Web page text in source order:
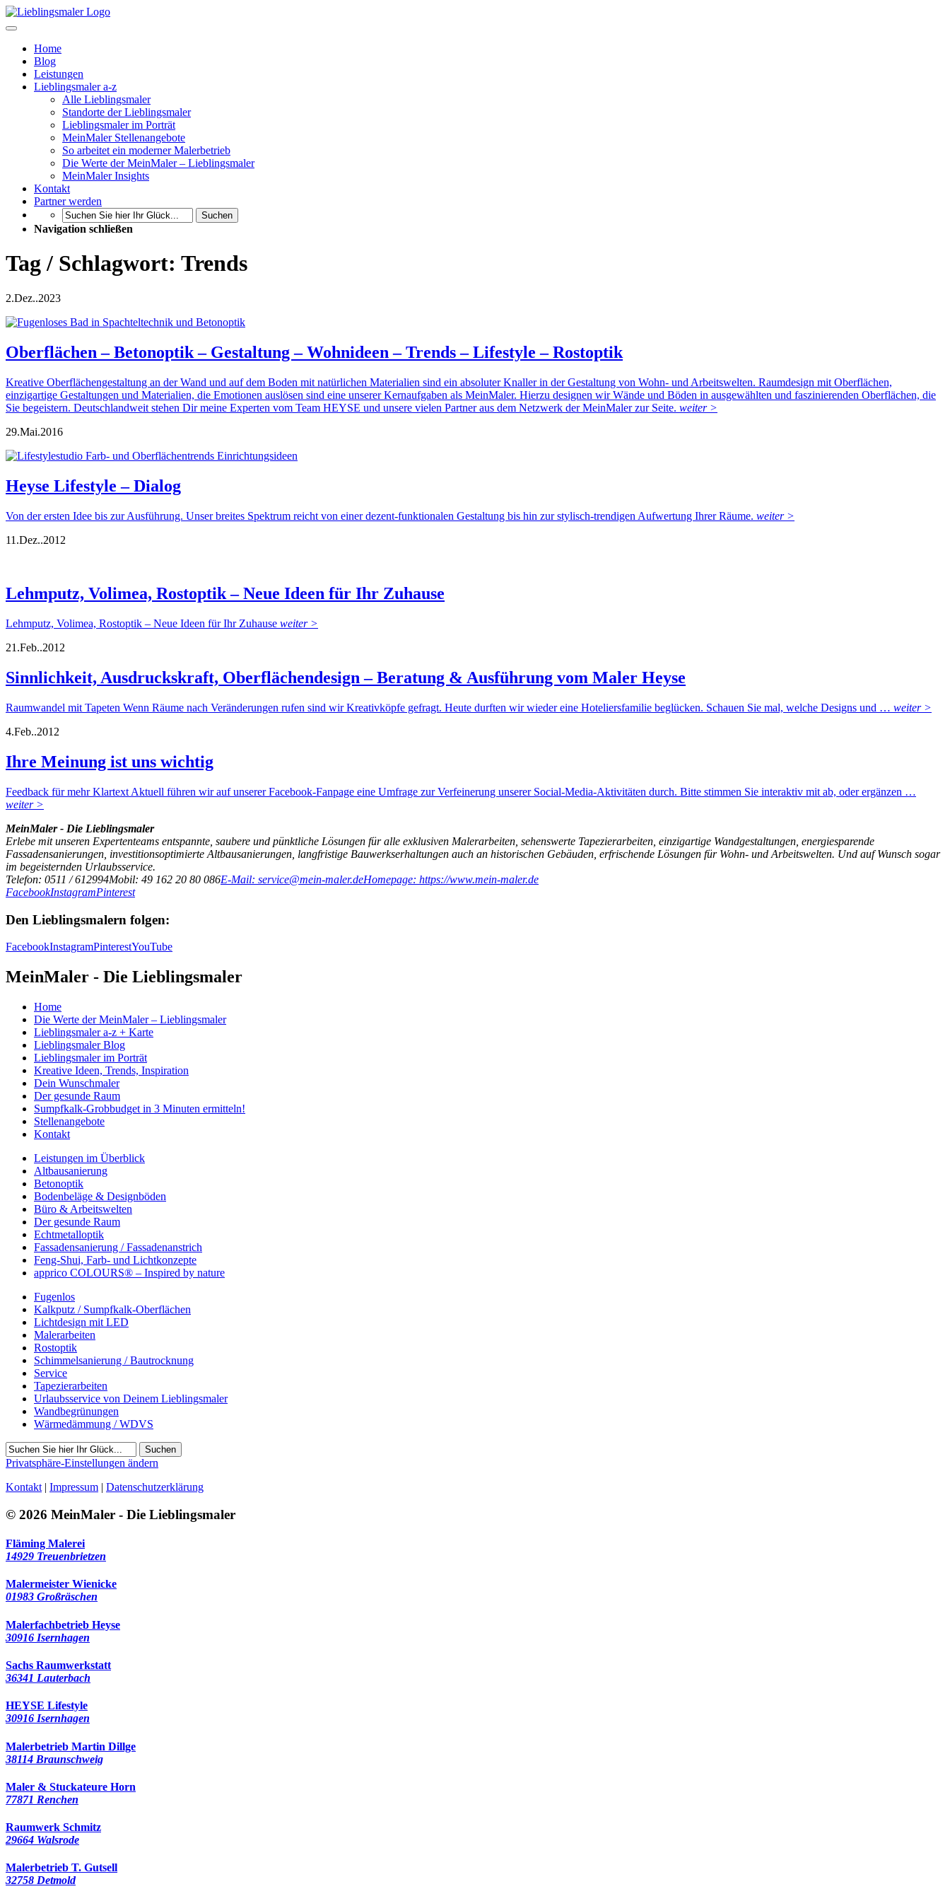
Home
Blog
Leistungen
Lieblingsmaler a-z
Alle Lieblingsmaler
Standorte der Lieblingsmaler
Lieblingsmaler im Porträt
MeinMaler Stellenangebote
So arbeitet ein moderner Malerbetrieb
Die Werte der MeinMaler – Lieblingsmaler
MeinMaler Insights
Kontakt
Partner werden
Suchen
Navigation schließen
Tag / Schlagwort: Trends
2.Dez..2023
Oberflächen – Betonoptik – Gestaltung – Wohnideen – Trends – Lifestyle – Rostoptik
Kreative Oberflächengestaltung an der Wand und auf dem Boden mit natürlichen Materialien sind ein absoluter Knaller in der Gestaltung von Wohn- und Arbeitswelten. Raumdesign mit Oberflächen,
einzigartige Gestaltungen und Materialien, die Emotionen auslösen sind eine unserer Kernaufgaben als MeinMaler. Hierzu designen wir Wände und Böden in ausgewählten und faszinierenden Oberflächen, die
Sie begeistern. Deutschlandweit stehen Dir meine Experten vom Team HEYSE und unsere vielen Partner aus dem Netzwerk der MeinMaler zur Seite. weiter >
29.Mai.2016
Heyse Lifestyle – Dialog
Von der ersten Idee bis zur Ausführung. Unser breites Spektrum reicht von einer dezent-funktionalen Gestaltung bis hin zur stylisch-trendigen Aufwertung Ihrer Räume. weiter >
11.Dez..2012
Lehmputz, Volimea, Rostoptik – Neue Ideen für Ihr Zuhause
Lehmputz, Volimea, Rostoptik – Neue Ideen für Ihr Zuhause weiter >
21.Feb..2012
Sinnlichkeit, Ausdruckskraft, Oberflächendesign – Beratung & Ausführung vom Maler Heyse
Raumwandel mit Tapeten Wenn Räume nach Veränderungen rufen sind wir Kreativköpfe gefragt. Heute durften wir wieder eine Hoteliersfamilie beglücken. Schauen Sie mal, welche Designs und … weiter >
4.Feb..2012
Ihre Meinung ist uns wichtig
Feedback für mehr Klartext Aktuell führen wir auf unserer Facebook-Fanpage eine Umfrage zur Verfeinerung unserer Social-Media-Aktivitäten durch. Bitte stimmen Sie interaktiv mit ab, oder ergänzen …
weiter >
MeinMaler - Die Lieblingsmaler
Erlebe mit unseren Expertenteams entspannte, saubere und pünktliche Lösungen für alle exklusiven Malerarbeiten, sehenswerte Tapezierarbeiten, einzigartige Wandgestaltungen, energiesparende
Fassadensanierungen, investitionsoptimierte Altbausanierungen, langfristige Bauwerkserhaltungen auch an historischen Gebäuden, erfrischende Lösungen für Wohn- und Arbeitswelten. Und auf Wunsch sogar
im begeisternden Urlaubsservice.
Telefon: 0511 / 612994Mobil: 49 162 20 80 086E-Mail: service@mein-maler.deHomepage: https://www.mein-maler.de
FacebookInstagramPinterest
Den Lieblingsmalern folgen:
FacebookInstagramPinterestYouTube
MeinMaler - Die Lieblingsmaler
Home
Die Werte der MeinMaler – Lieblingsmaler
Lieblingsmaler a-z + Karte
Lieblingsmaler Blog
Lieblingsmaler im Porträt
Kreative Ideen, Trends, Inspiration
Dein Wunschmaler
Der gesunde Raum
Sumpfkalk-Grobbudget in 3 Minuten ermitteln!
Stellenangebote
Kontakt
Leistungen im Überblick
Altbausanierung
Betonoptik
Bodenbeläge & Designböden
Büro & Arbeitswelten
Der gesunde Raum
Echtmetalloptik
Fassadensanierung / Fassadenanstrich
Feng-Shui, Farb- und Lichtkonzepte
apprico COLOURS® – Inspired by nature
Fugenlos
Kalkputz / Sumpfkalk-Oberflächen
Lichtdesign mit LED
Malerarbeiten
Rostoptik
Schimmelsanierung / Bautrocknung
Service
Tapezierarbeiten
Urlaubsservice von Deinem Lieblingsmaler
Wandbegrünungen
Wärmedämmung / WDVS
Suchen
Privatsphäre-Einstellungen ändern
Kontakt | Impressum | Datenschutzerklärung
© 2026 MeinMaler - Die Lieblingsmaler
Fläming Malerei
14929 Treuenbrietzen
Malermeister Wienicke
01983 Großräschen
Malerfachbetrieb Heyse
30916 Isernhagen
Sachs Raumwerkstatt
36341 Lauterbach
HEYSE Lifestyle
30916 Isernhagen
Malerbetrieb Martin Dillge
38114 Braunschweig
Maler & Stuckateure Horn
77871 Renchen
Raumwerk Schmitz
29664 Walsrode
Malerbetrieb T. Gutsell
32758 Detmold